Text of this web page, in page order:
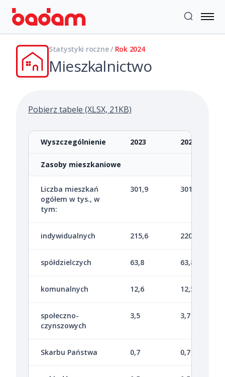
Statystyki roczne / Rok 2024
Mieszkalnictwo
Pobierz tabele (XLSX, 21KB)
Wyszczególnienie 2023 2024
Zasoby mieszkaniowe
Liczba mieszkań
ogółem w tys., w
tym:
301,9 301,9
indywidualnych 215,6 220,4
spółdzielczych 63,8 63,8
komunalnych 12,6 12,5
społeczno-
czynszowych
3,5 3,7
Skarbu Państwa 0,7 0,7